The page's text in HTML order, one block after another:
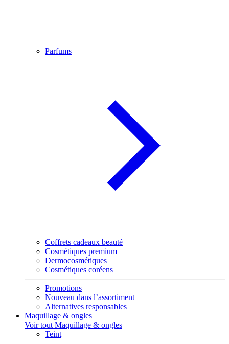
Parfums
Coffrets cadeaux beauté
Cosmétiques premium
Dermocosmétiques
Cosmétiques coréens
Promotions
Nouveau dans l’assortiment
Alternatives responsables
Maquillage & ongles
Voir tout Maquillage & ongles
Teint